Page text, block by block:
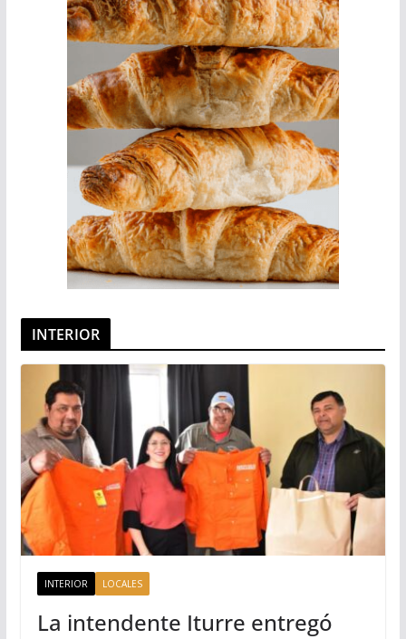
INTERIOR
INTERIOR LOCALES
La intendente Iturre entregó